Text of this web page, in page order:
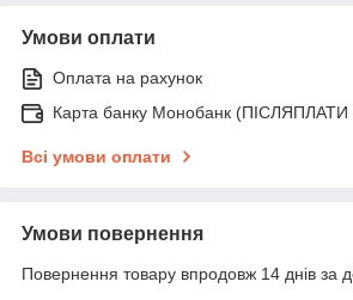
Умови оплати
Оплата на рахунок
Карта банку Монобанк
Всі умови оплати
Умови повернення
Повернення товару впродовж 14 днів за